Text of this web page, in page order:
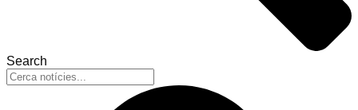
Search